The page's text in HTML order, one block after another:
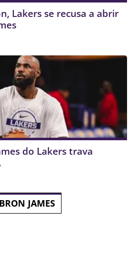
Lakers se recusa a abrir
do Lakers trava
JAMES